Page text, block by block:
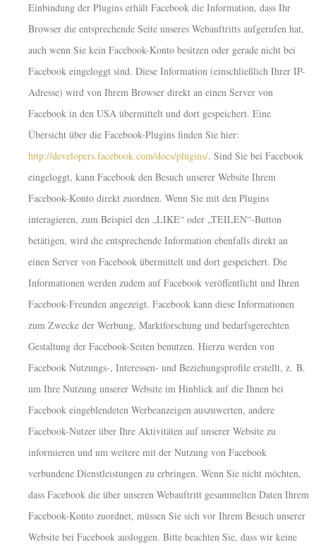
Einbindung der Plugins erhält Facebook die Information, dass Ihr
Browser die entsprechende Seite unseres Webauftritts aufgerufen hat,
auch wenn Sie kein Facebook-Konto besitzen oder gerade nicht bei
Facebook eingeloggt sind. Diese Information (einschließlich Ihrer IP-
Adresse) wird von Ihrem Browser direkt an einen Server von
Facebook in den USA übermittelt und dort gespeichert. Eine
Übersicht über die Facebook-Plugins finden Sie hier:
http://developers.facebook.com/docs/plugins/. Sind Sie bei Facebook
eingeloggt, kann Facebook den Besuch unserer Website Ihrem
Facebook-Konto direkt zuordnen. Wenn Sie mit den Plugins
interagieren, zum Beispiel den „LIKE“ oder „TEILEN“-Button
betätigen, wird die entsprechende Information ebenfalls direkt an
einen Server von Facebook übermittelt und dort gespeichert. Die
Informationen werden zudem auf Facebook veröffentlicht und Ihren
Facebook-Freunden angezeigt. Facebook kann diese Informationen
zum Zwecke der Werbung, Marktforschung und bedarfsgerechten
Gestaltung der Facebook-Seiten benutzen. Hierzu werden von
Facebook Nutzungs-, Interessen- und Beziehungsprofile erstellt, z. B.
um Ihre Nutzung unserer Website im Hinblick auf die Ihnen bei
Facebook eingeblendeten Werbeanzeigen auszuwerten, andere
Facebook-Nutzer über Ihre Aktivitäten auf unserer Website zu
informieren und um weitere mit der Nutzung von Facebook
verbundene Dienstleistungen zu erbringen. Wenn Sie nicht möchten,
dass Facebook die über unseren Webauftritt gesammelten Daten Ihrem
Facebook-Konto zuordnet, müssen Sie sich vor Ihrem Besuch unserer
Website bei Facebook ausloggen. Bitte beachten Sie, dass wir keine